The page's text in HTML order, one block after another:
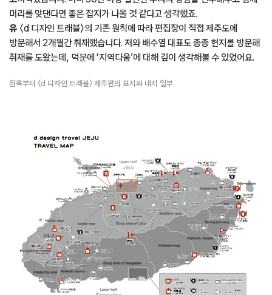
〈d 디자인 트래블〉 가나가와 편 국문판.
곧 나올 〈d 디자인 트래블〉 제주 편은 국경을 넘어 오랫동안 쌓은